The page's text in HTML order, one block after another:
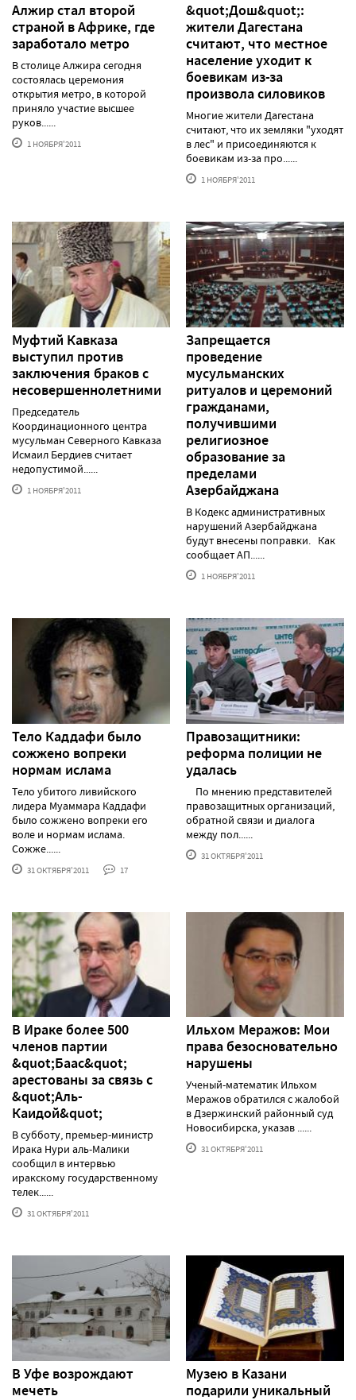
Алжир стал второй
страной в Африке, где
заработало метро
В столице Алжира сегодня
состоялась церемония
открытия метро, в которой
приняло участие высшее
руков......
1 НОЯБРЯ'2011
&quot;Дош&quot;:
жители Дагестана
считают, что местное
население уходит к
боевикам из-за
произвола силовиков
Многие жители Дагестана
считают, что их земляки "уходят
в лес" и присоединяются к
боевикам из-за про......
1 НОЯБРЯ'2011
Муфтий Кавказа
выступил против
заключения браков с
несовершеннолетними
Председатель
Координационного центра
мусульман Северного Кавказа
Исмаил Бердиев считает
недопустимой......
1 НОЯБРЯ'2011
Запрещается
проведение
мусульманских
ритуалов и церемоний
гражданами,
получившими
религиозное
образование за
пределами
Азербайджана
В Кодекс административных
нарушений Азербайджана
будут внесены поправки. Как
сообщает АП......
1 НОЯБРЯ'2011
Тело Каддафи было
сожжено вопреки
нормам ислама
Тело убитого ливийского
лидера Муаммара Каддафи
было сожжено вопреки его
воле и нормам ислама.
Сожже......
31 ОКТЯБРЯ'2011 17
Правозащитники:
реформа полиции не
удалась
По мнению представителей
правозащитных организаций,
обратной связи и диалога
между пол......
31 ОКТЯБРЯ'2011
В Ираке более 500
членов партии
&quot;Баас&quot;
арестованы за связь с
&quot;Аль-
Каидой&quot;
В субботу, премьер-министр
Ирака Нури аль-Малики
сообщил в интервью
иракскому государственному
телек......
31 ОКТЯБРЯ'2011
Ильхом Меражов: Мои
права безосновательно
нарушены
Ученый-математик Ильхом
Меражов обратился с жалобой
в Дзержинский районный суд
Новосибирска, указав ......
31 ОКТЯБРЯ'2011
В Уфе возрождают
мечеть
Музею в Казани
подарили уникальный